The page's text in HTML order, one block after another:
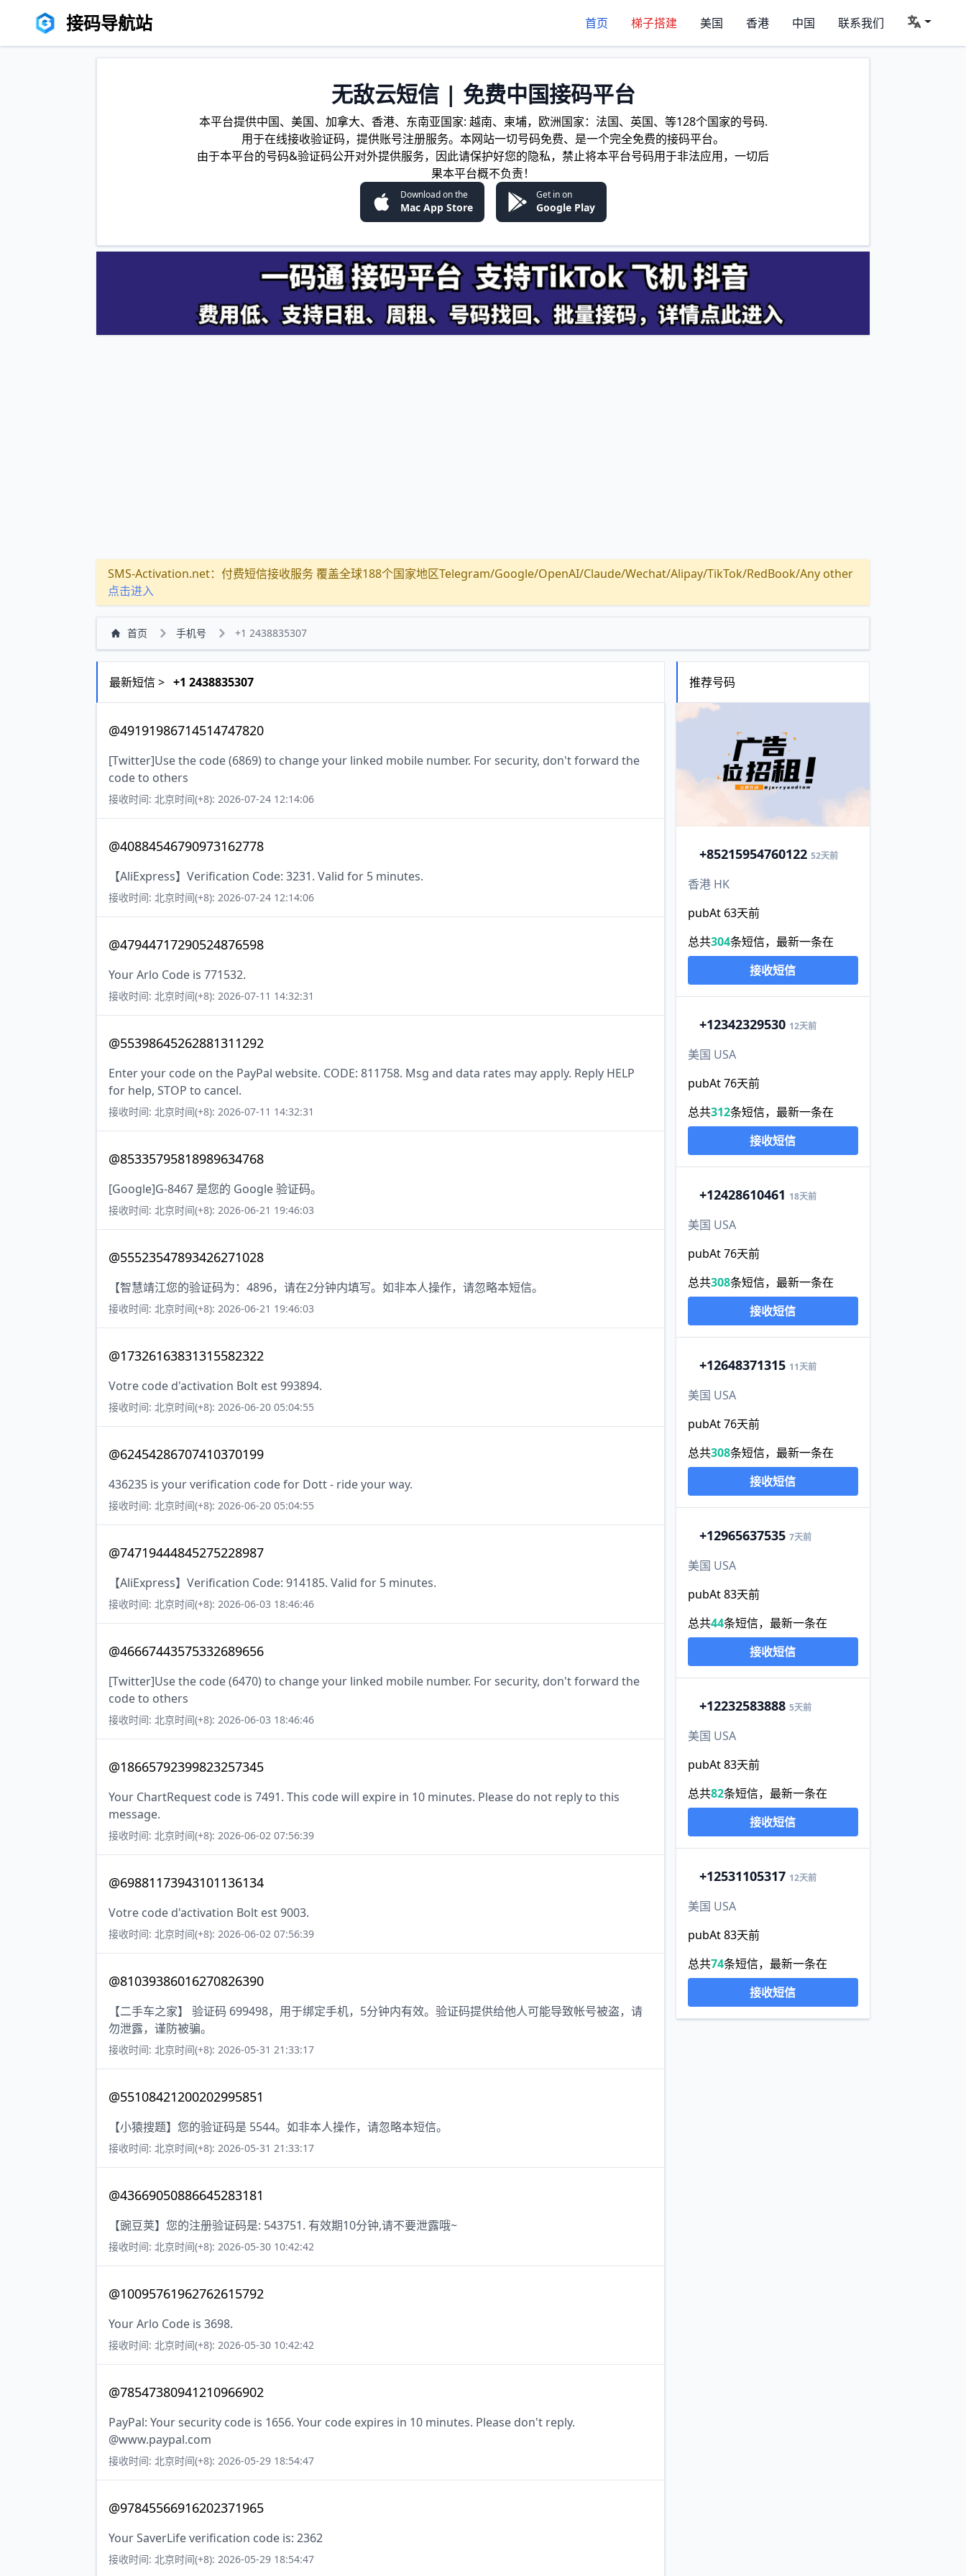
接码导航站 首页 梯子搭建 美国 香港 中国 联系我们
无敌云短信 | 免费中国接码平台
本平台提供中国、美国、加拿大、香港、东南亚国家: 越南、柬埔，欧洲国家：法国、英国、等128个国家的号码.
用于在线接收验证码，提供账号注册服务。本网站一切号码免费、是一个完全免费的接码平台。
由于本平台的号码&验证码公开对外提供服务，因此请保护好您的隐私，禁止将本平台号码用于非法应用，一切后
果本平台概不负责！
Download on the
Mac App Store
Get in on
Google Play
SMS-Activation.net：付费短信接收服务 覆盖全球188个国家地区Telegram/Google/OpenAI/Claude/Wechat/Alipay/TikTok/RedBook/Any other
点击进入
首页 手机号 +1 2438835307
最新短信 > +1 2438835307
@49191986714514747820
[Twitter]Use the code (6869) to change your linked mobile number. For security, don't forward the
code to others
接收时间: 北京时间(+8): 2026-07-24 12:14:06
@40884546790973162778
【AliExpress】Verification Code: 3231. Valid for 5 minutes.
接收时间: 北京时间(+8): 2026-07-24 12:14:06
@47944717290524876598
Your Arlo Code is 771532.
接收时间: 北京时间(+8): 2026-07-11 14:32:31
@55398645262881311292
Enter your code on the PayPal website. CODE: 811758. Msg and data rates may apply. Reply HELP
for help, STOP to cancel.
接收时间: 北京时间(+8): 2026-07-11 14:32:31
@85335795818989634768
[Google]G-8467 是您的 Google 验证码。
接收时间: 北京时间(+8): 2026-06-21 19:46:03
@55523547893426271028
【智慧靖江您的验证码为：4896，请在2分钟内填写。如非本人操作，请忽略本短信。
接收时间: 北京时间(+8): 2026-06-21 19:46:03
@17326163831315582322
Votre code d'activation Bolt est 993894.
接收时间: 北京时间(+8): 2026-06-20 05:04:55
@62454286707410370199
436235 is your verification code for Dott - ride your way.
接收时间: 北京时间(+8): 2026-06-20 05:04:55
@74719444845275228987
【AliExpress】Verification Code: 914185. Valid for 5 minutes.
接收时间: 北京时间(+8): 2026-06-03 18:46:46
@46667443575332689656
[Twitter]Use the code (6470) to change your linked mobile number. For security, don't forward the
code to others
接收时间: 北京时间(+8): 2026-06-03 18:46:46
@18665792399823257345
Your ChartRequest code is 7491. This code will expire in 10 minutes. Please do not reply to this
message.
接收时间: 北京时间(+8): 2026-06-02 07:56:39
@69881173943101136134
Votre code d'activation Bolt est 9003.
接收时间: 北京时间(+8): 2026-06-02 07:56:39
@81039386016270826390
【二手车之家】 验证码 699498，用于绑定手机，5分钟内有效。验证码提供给他人可能导致帐号被盗，请
勿泄露，谨防被骗。
接收时间: 北京时间(+8): 2026-05-31 21:33:17
@55108421200202995851
【小猿搜题】您的验证码是 5544。如非本人操作，请忽略本短信。
接收时间: 北京时间(+8): 2026-05-31 21:33:17
@43669050886645283181
【豌豆荚】您的注册验证码是: 543751. 有效期10分钟,请不要泄露哦~
接收时间: 北京时间(+8): 2026-05-30 10:42:42
@10095761962762615792
Your Arlo Code is 3698.
接收时间: 北京时间(+8): 2026-05-30 10:42:42
@78547380941210966902
PayPal: Your security code is 1656. Your code expires in 10 minutes. Please don't reply.
@www.paypal.com
接收时间: 北京时间(+8): 2026-05-29 18:54:47
@97845566916202371965
Your SaverLife verification code is: 2362
接收时间: 北京时间(+8): 2026-05-29 18:54:47
推荐号码
+85215954760122 52天前
香港 HK
pubAt 63天前
总共304条短信，最新一条在
接收短信
+12342329530 12天前
美国 USA
pubAt 76天前
总共312条短信，最新一条在
接收短信
+12428610461 18天前
美国 USA
pubAt 76天前
总共308条短信，最新一条在
接收短信
+12648371315 11天前
美国 USA
pubAt 76天前
总共308条短信，最新一条在
接收短信
+12965637535 7天前
美国 USA
pubAt 83天前
总共44条短信，最新一条在
接收短信
+12232583888 5天前
美国 USA
pubAt 83天前
总共82条短信，最新一条在
接收短信
+12531105317 12天前
美国 USA
pubAt 83天前
总共74条短信，最新一条在
接收短信